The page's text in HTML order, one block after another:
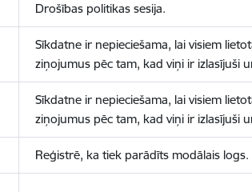
Drošības politikas sesija.
Sīkdatne ir nepieciešama, lai visiem
ziņojumus pēc tam, kad viņi ir izlasījuši
Sīkdatne ir nepieciešama, lai visiem
ziņojumus pēc tam, kad viņi ir izlasījuši
Reģistrē, ka tiek parādīts modālais logs.